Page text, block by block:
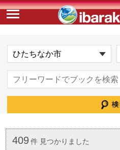
409 件 見つかりました